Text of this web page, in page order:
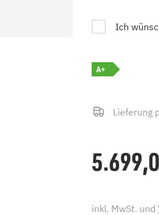
Ich
A+
Lieferung
inkl. MwSt. und